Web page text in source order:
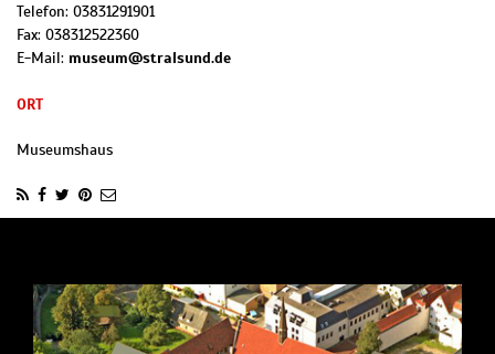
Telefon: 03831291901
Fax: 038312522360
E-Mail: museum@stralsund.de
ORT
Museumshaus